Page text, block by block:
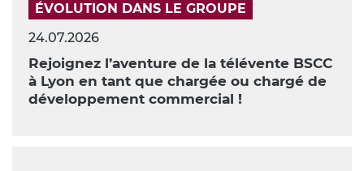
ÉVOLUTION DANS LE GROUPE
24.07.2026
Rejoignez l’aventure de la télévente BSCC
à Lyon en tant que chargée ou chargé de
développement commercial !